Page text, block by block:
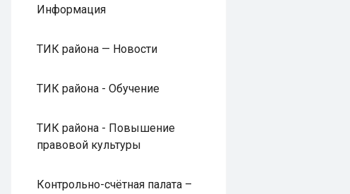
Информация
ТИК района — Новости
ТИК района - Обучение
ТИК района - Повышение
правовой культуры
Контрольно-счётная палата –